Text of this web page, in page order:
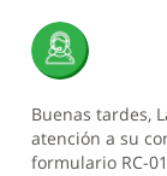
Buenas tardes,
atención a su
formulario RC-